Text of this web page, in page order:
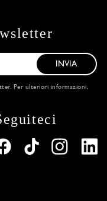
INVIA
Per ulteriori informazioni,